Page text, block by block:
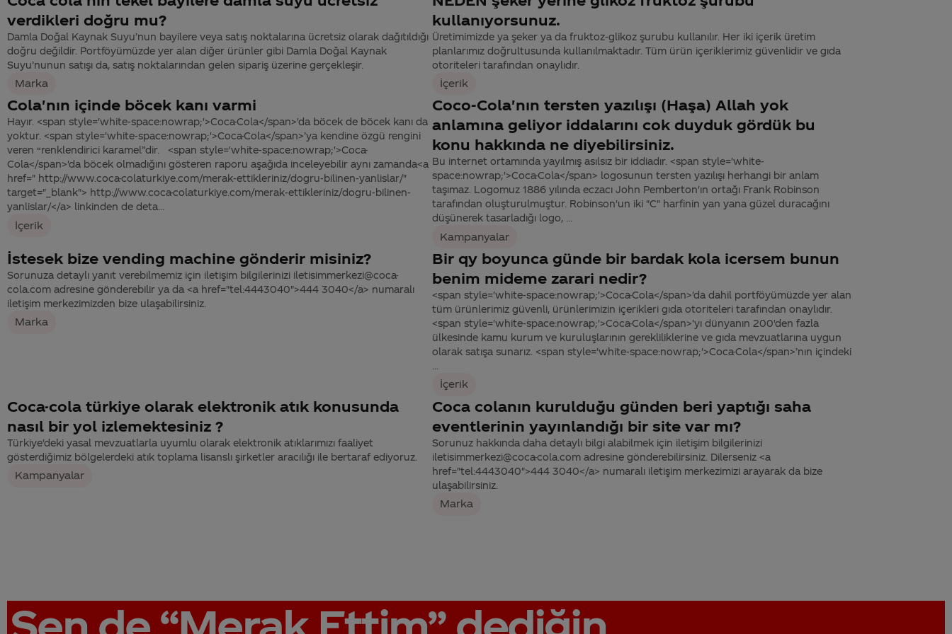
verdikleri doğru mu?
Damla Doğal Kaynak Suyu’nun bayilere veya satış noktalarına ücretsiz olarak dağıtıldığı
doğru değildir. Portföyümüzde yer alan diğer ürünler gibi Damla Doğal Kaynak
Suyu’nunun satışı da, satış noktalarından gelen sipariş üzerine gerçekleşir.
Marka
kullanıyorsunuz.
Üretimimizde ya şeker ya da fruktoz-glikoz şurubu kullanılır. Her iki içerik üretim
planlarımız doğrultusunda kullanılmaktadır. Tüm ürün içeriklerimiz güvenlidir ve gıda
otoriteleri tarafından onaylıdır.
İçerik
Cola'nın içinde böcek kanı varmi
Hayır. <span style='white-space:nowrap;'>Coca-Cola</span>'da böcek de böcek kanı da
yoktur. <span style='white-space:nowrap;'>Coca-Cola</span>’ya kendine özgü rengini
veren “renklendirici karamel”dir. <span style='white-space:nowrap;'>Coca-
Cola</span>'da böcek olmadığını gösteren raporu aşağıda inceleyebilir aynı zamanda<a
href=" http://www.coca-colaturkiye.com/merak-ettikleriniz/dogru-bilinen-yanlislar/"
target="_blank"> http://www.coca-colaturkiye.com/merak-ettikleriniz/dogru-bilinen-
yanlislar/</a> linkinden de deta...
İçerik
Coco-Cola'nın tersten yazılışı (Haşa) Allah yok
anlamına geliyor iddalarını cok duyduk gördük bu
konu hakkında ne diyebilirsiniz.
Bu internet ortamında yayılmış asılsız bir iddiadır. <span style='white-
space:nowrap;'>Coca-Cola</span> logosunun tersten yazılışı herhangi bir anlam
taşımaz. Logomuz 1886 yılında eczacı John Pemberton'ın ortağı Frank Robinson
tarafından oluşturulmuştur. Robinson'un iki "C" harfinin yan yana güzel duracağını
düşünerek tasarladığı logo, ...
Kampanyalar
İstesek bize vending machine gönderir misiniz?
Sorunuza detaylı yanıt verebilmemiz için iletişim bilgilerinizi iletisimmerkezi@coca-
cola.com adresine gönderebilir ya da <a href="tel:4443040">444 3040</a> numaralı
iletişim merkezimizden bize ulaşabilirsiniz.
Marka
Bir qy boyunca günde bir bardak kola icersem bunun
benim mideme zarari nedir?
<span style='white-space:nowrap;'>Coca-Cola</span>'da dahil portföyümüzde yer alan
tüm ürünlerimiz güvenli, ürünlerimizin içerikleri gıda otoriteleri tarafından onaylıdır.
<span style='white-space:nowrap;'>Coca-Cola</span>’yı dünyanın 200'den fazla
ülkesinde kamu kurum ve kuruluşlarının gerekliliklerine ve gıda mevzuatlarına uygun
olarak satışa sunarız. <span style='white-space:nowrap;'>Coca-Cola</span>’nın içindeki
İçerik
Coca-cola türkiye olarak elektronik atık konusunda
nasıl bir yol izlemektesiniz ?
Türkiye'deki yasal mevzuatlarla uyumlu olarak elektronik atıklarımızı faaliyet
gösterdiğimiz bölgelerdeki atık toplama lisanslı şirketler aracılığı ile bertaraf ediyoruz.
Kampanyalar
Coca colanın kurulduğu günden beri yaptığı saha
eventlerinin yayınlandığı bir site var mı?
Sorunuz hakkında daha detaylı bilgi alabilmek için iletişim bilgilerinizi
iletisimmerkezi@coca-cola.com adresine gönderebilirsiniz. Dilerseniz <a
href="tel:4443040">444 3040</a> numaralı iletişim merkezimizi arayarak da bize
ulaşabilirsiniz.
Marka
Sen de “Merak Ettim”dediğin